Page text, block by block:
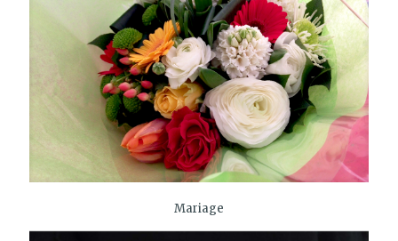
Mariage